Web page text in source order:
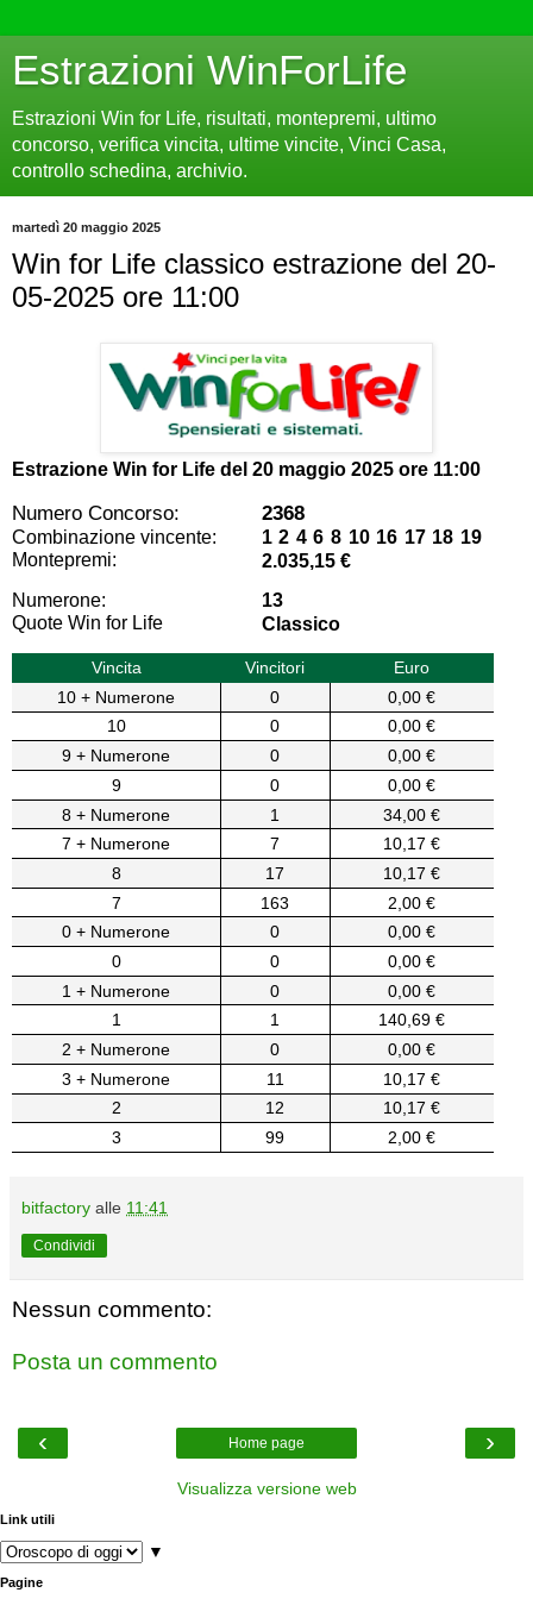
Estrazioni WinForLife
Estrazioni Win for Life, risultati, montepremi, ultimo
concorso, verifica vincita, ultime vincite, Vinci Casa,
controllo schedina, archivio.
martedì 20 maggio 2025
Win for Life classico estrazione del 20-
05-2025 ore 11:00
Estrazione Win for Life del 20 maggio 2025 ore 11:00
Numero Concorso: 2368
Combinazione vincente:
1 2 4 6 8 10 16 17 18 19
Montepremi:
2.035,15 €
Numerone:
13
Quote Win for Life
Classico
Vincita Vincitori
Euro
10 + Numerone
0
0,00 €
10
0
0,00 €
9 + Numerone
0
0,00 €
9
0
0,00 €
8 + Numerone
1
34,00 €
7 + Numerone
7
10,17 €
8
17
10,17 €
7
163
2,00 €
0 + Numerone
0
0,00 €
0
0
0,00 €
1 + Numerone
0
0,00 €
1
1
140,69 €
2 + Numerone
0
0,00 €
3 + Numerone
11
10,17 €
2
12
10,17 €
3
99 2,00 €
bitfactory alle 11:41
Condividi
Nessun commento:
Posta un commento
‹ ›
Home page
Visualizza versione web
Link utili
▼
Pagine